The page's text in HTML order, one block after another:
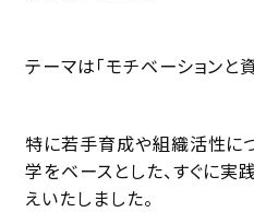
テーマは「モチベーションと
特に若手育成や組織活性に
学をベースとした、すぐに
えいたしました。